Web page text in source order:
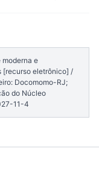
moderna e
[recurso eletrônico] /
Docomomo-RJ;
do Núcleo
11-4